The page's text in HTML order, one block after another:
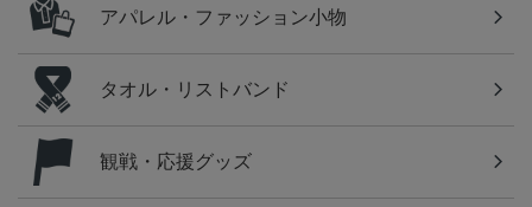
アパレル・ファッション小物
タオル・リストバンド
観戦・応援グッズ